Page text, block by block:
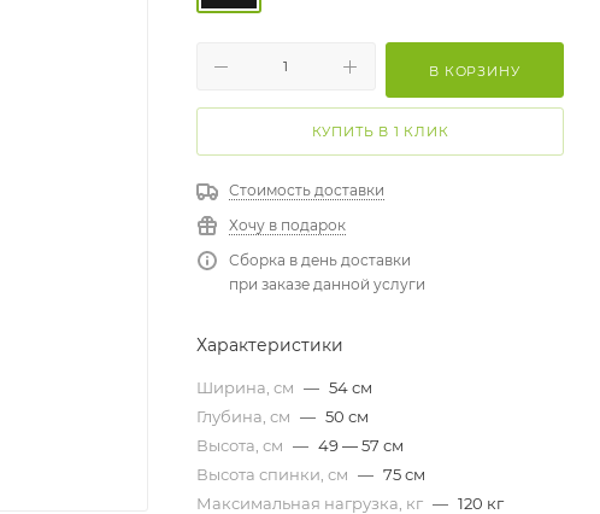
В КОРЗИНУ
КУПИТЬ В 1 КЛИК
Стоимость доставки
Хочу в подарок
Сборка в день доставки
при заказе данной услуги
Характеристики
Ширина, см — 54 см
Глубина, см — 50 см
Высота, см — 49 — 57 см
Высота спинки, см — 75 см
Максимальная нагрузка, кг — 120 кг